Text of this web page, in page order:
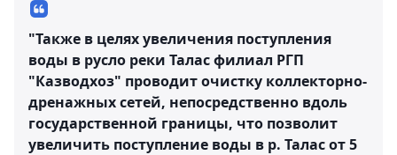
"Также в целях увеличения поступления
воды в русло реки Талас филиал РГП
"Казводхоз" проводит очистку коллекторно-
дренажных сетей, непосредственно вдоль
государственной границы, что позволит
увеличить поступление воды в р. Талас от 5